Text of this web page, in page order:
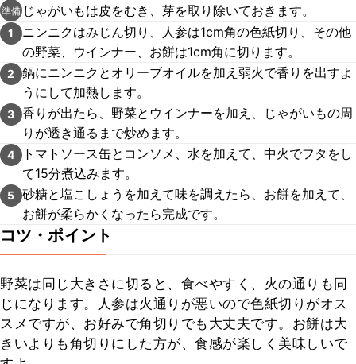
準備 じゃがいもは皮をむき、芽を取り除いておきます。
1
ニンニクはみじん切り、人参は1cm角の色紙切り、その他
の野菜、ウインナー、お餅は1cm角に切ります。
2
鍋にニンニクとオリーブオイルを加え弱火で香りを出すよ
うにして加熱します。
3 香りが出たら、野菜とウインナーを加え、じゃがいもの周
りが透き通るまで炒めます。
4
トマトソース缶とコンソメ、水を加えて、中火でフタをし
て15分煮込みます。
5 砂糖と塩こしょうを加えて味を調えたら、お餅を加えて、
お餅が柔らかくなったら完成です。
コツ・ポイント
野菜は同じ大きさに切ると、食べやすく、火の通りも同
じになります。人参は火通りが悪いので色紙切りがオス
スメですが、お好みで角切りでも大丈夫です。お餅は大
きいよりも角切りにした方が、食感が楽しく美味しいで